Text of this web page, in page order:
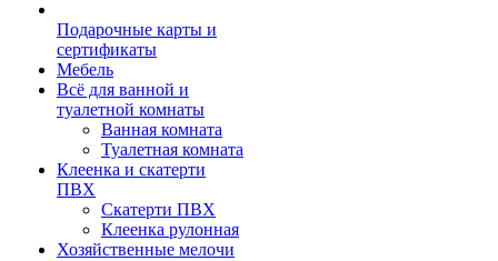
Подарочные карты и
сертификаты
Мебель
Всё для ванной и
туалетной комнаты
Ванная комната
Туалетная комната
Клеенка и скатерти
ПВХ
Скатерти ПВХ
Клеенка рулонная
Хозяйственные мелочи